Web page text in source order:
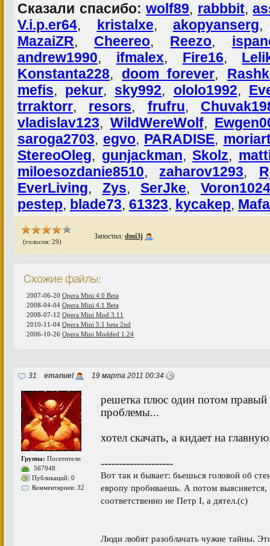
Сказали спасибо: wolf89, rabbbit,
V.i.p.er64, kristalxe, akopyanserg
MazaiZR, Cheereo, Reezo,
andrew1990, ifmalex, Fire16,
Konstanta228, doom_forever,
mefis, pekur, sky992, ololo1992,
trraktorr, resors, frufru,
vladislav123, WildWereWolf,
saroga2703, egvo, PARADISE,
StereoOleg, gunjackman,Skolz,
miloesozdanie8510, zaharov1293,
EverLiving, Zys,SerJke, Voron1024
pestep, blade73, 61323, kycakep,
(голосов: 29)
Запостил: dmi3j
Схожие файлы:
2007-06-20 Opera Mini 4.0 Beta
2008-04-04 Opera Mini 4.1 Beta
2008-07-12 Opera Mini Mod 3.11
2010-11-04 Opera Mini 5.1 beta 2nd
2006-10-26 Opera Mini Modded 1.24
31 emanuel 19 марта 2011 00:34
Группа: Посетители
567948
Публикаций: 0
Комментариев: 32
решетка плюс один потом правый
проблемы...
хотел скачать, а кидает на
--------------------
Вот так и бывает: бьешься головой об
европу пробиваешь. А потом выясняется,
соответственно не Петр I, а дятел.(c)
Люди любят разоблачать чужие тайны.